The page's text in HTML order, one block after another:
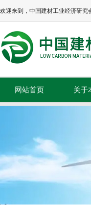
欢迎来到，中国建材工业经济研究
网站首页 关于
协会